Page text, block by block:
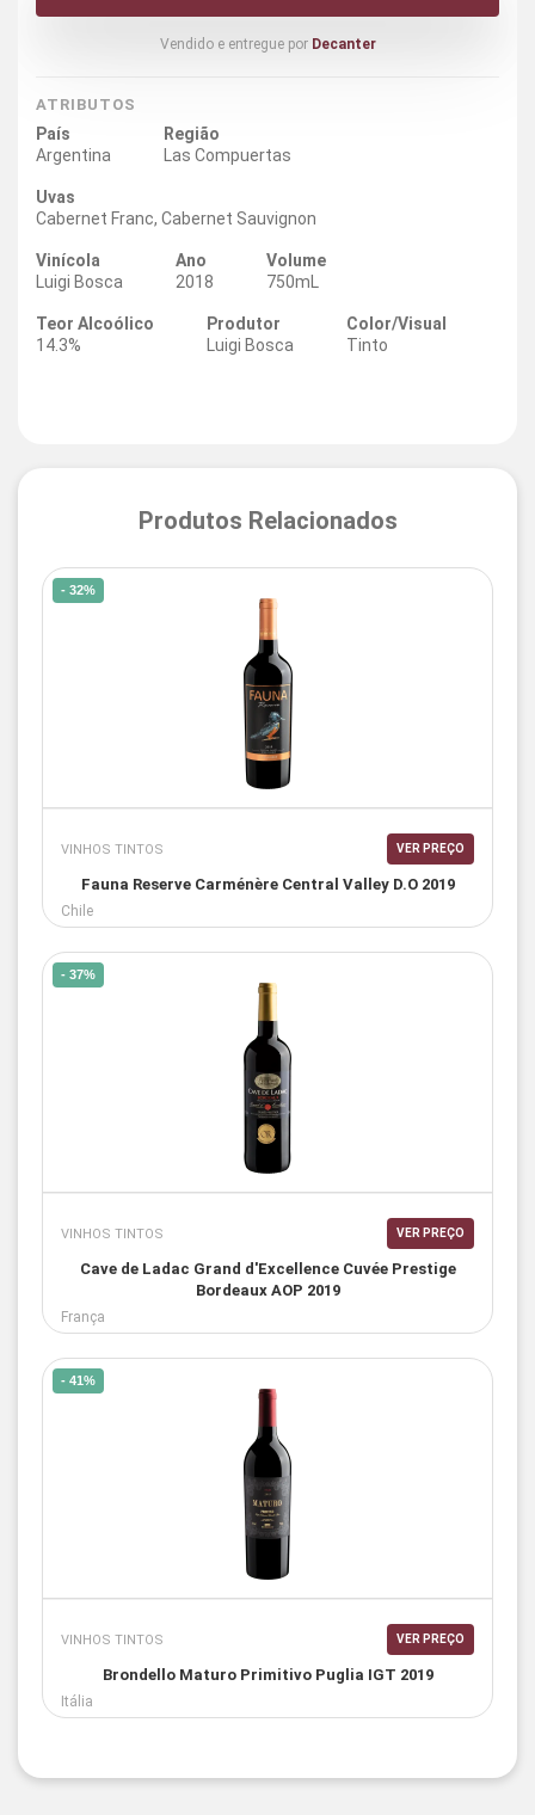
Vendido e entregue por Decanter
ATRIBUTOS
País
Argentina
Região
Las Compuertas
Uvas
Cabernet Franc, Cabernet Sauvignon
Vinícola
Luigi Bosca
Ano
2018
Volume
750mL
Teor Alcoólico
14.3%
Produtor
Luigi Bosca
Color/Visual
Tinto
Produtos Relacionados
- 32%
VINHOS TINTOS VER PREÇO
Fauna Reserve Carménère Central Valley D.O 2019
Chile
- 37%
VINHOS TINTOS VER PREÇO
Cave de Ladac Grand d'Excellence Cuvée Prestige
Bordeaux AOP 2019
França
- 41%
VINHOS TINTOS VER PREÇO
Brondello Maturo Primitivo Puglia IGT 2019
Itália